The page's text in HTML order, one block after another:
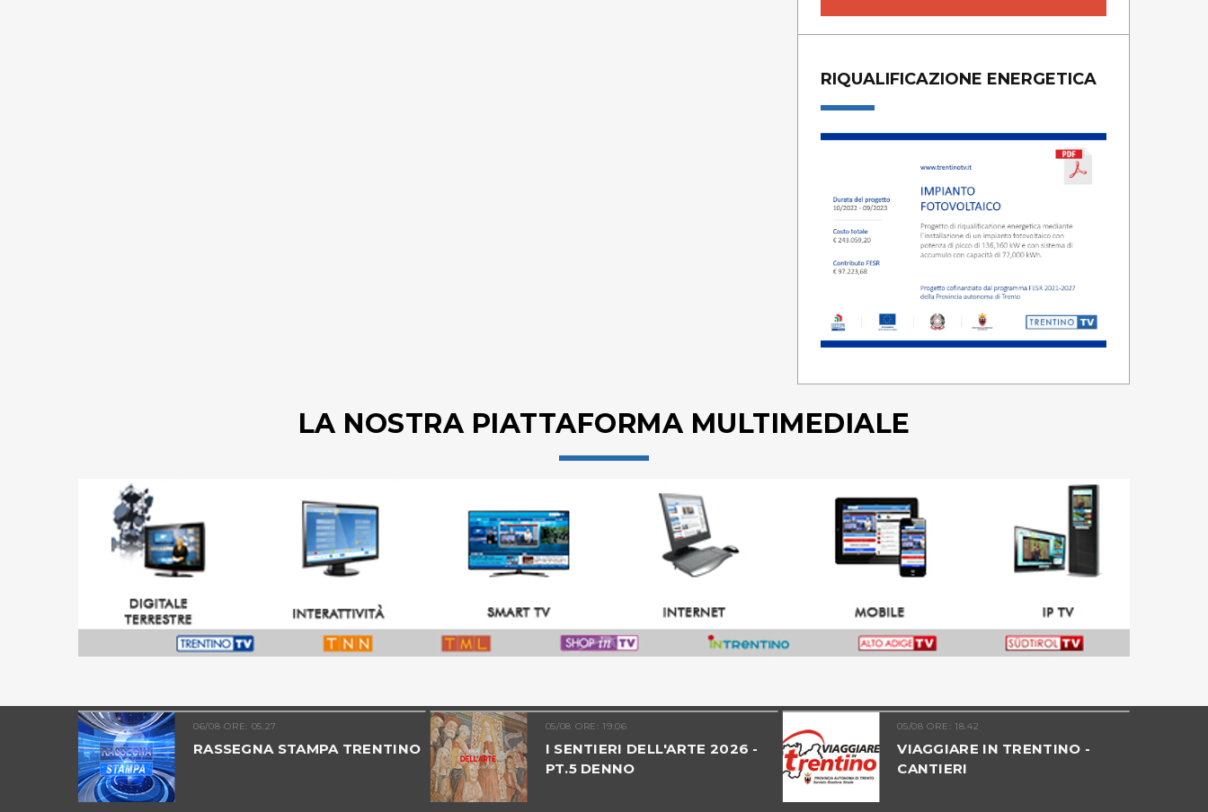
RIQUALIFICAZIONE ENERGETICA
LA NOSTRA PIATTAFORMA MULTIMEDIALE
06/08 ORE: 05.27
RASSEGNA STAMPA TRENTINO
05/08 ORE: 19.06
I SENTIERI DELL'ARTE 2026 -
PT.5 DENNO
05/08 ORE: 18.42
VIAGGIARE IN TRENTINO -
CANTIERI